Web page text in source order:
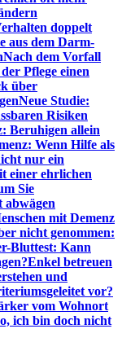
doppelt
aus dem Darm-
Nach dem Vorfall
Pflege einen
über
Neue Studie:
Risiken
Beruhigen allein
Wenn Hilfe als
nur ein
einer ehrlichen
Sie
abwägen
mit Demenz
nicht genommen:
Bluttest: Kann
Enkel betreuen
und
vor?
vom Wohnort
ich bin doch nicht